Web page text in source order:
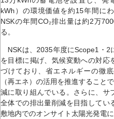
kWh）の環境価値を約15年間に
NSKの年間CO₂排出量は約2万
る。
NSKは、2035年度にScope1・2
を目標に掲げ、気候変動への対応
づけており、省エネルギーの徹
（再エネ）の活用を推進すること
減に取り組んでいる。さらに、サ
全体での排出量削減を目指してい
敷地内でのオンサイト太陽光発電